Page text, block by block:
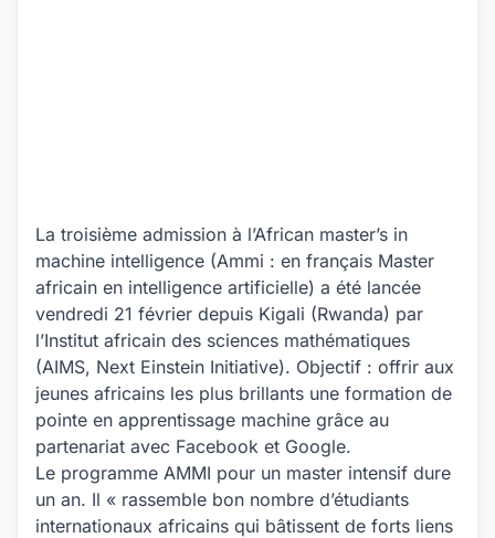
La troisième admission à l’African master’s in
machine intelligence (Ammi : en français Master
africain en intelligence artificielle) a été lancée
vendredi 21 février depuis Kigali (Rwanda) par
l’Institut africain des sciences mathématiques
(AIMS, Next Einstein Initiative). Objectif : offrir aux
jeunes africains les plus brillants une formation de
pointe en apprentissage machine grâce au
partenariat avec Facebook et Google.
Le programme AMMI pour un master intensif dure
un an. Il « rassemble bon nombre d’étudiants
internationaux africains qui bâtissent de forts liens